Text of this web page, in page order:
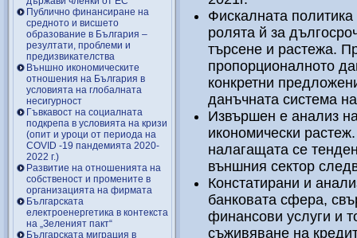
Публично финансиране на
средното и висшето
образование в България –
резултати, проблеми и
предизвикателства
Външно икономическите
отношения на България в
условията на глобалната
несигурност
Гъвкавост на социалната
подкрепа в условията на кризи
(опит и уроци от периода на
COVID -19 пандемията 2020-
2022 г.)
Развитие на отношенията на
собственост и промените в
организацията на фирмата
Българската
електроенергетика в контекста
на „Зеленият пакт“
Българската миграция в
Фискалната
ролята й за
търсене и растежа.
пропорционалното
конкретни
данъчната система
Извършен е анализ
икономически
налагащата се
външния сектор
Констатирани и
банковата сфера,
финансови услуги и
съживяване на